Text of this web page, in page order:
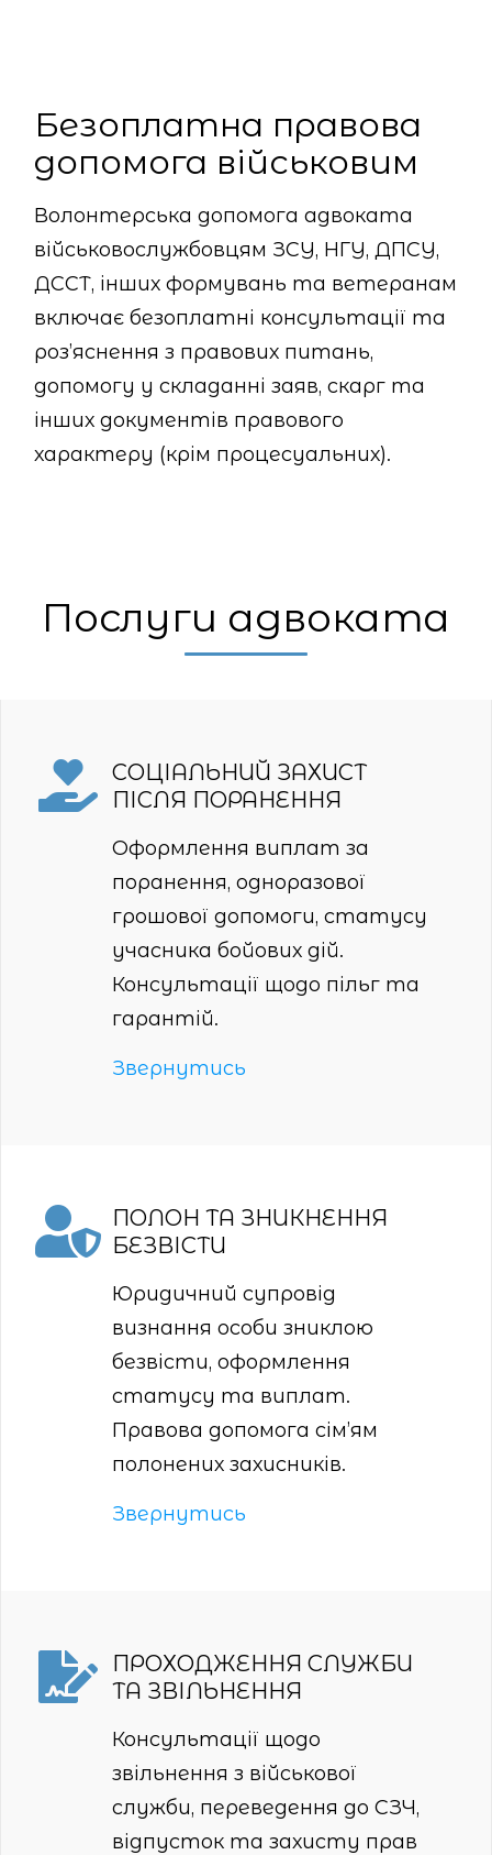
Безоплатна правова
допомога військовим
Волонтерська допомога адвоката
військовослужбовцям ЗСУ, НГУ, ДПСУ,
ДССТ, інших формувань та ветеранам
включає безоплатні консультації та
роз’яснення з правових питань,
допомогу у складанні заяв, скарг та
інших документів правового
характеру (крім процесуальних).
Послуги адвоката
СОЦІАЛЬНИЙ ЗАХИСТ
ПІСЛЯ ПОРАНЕННЯ
Оформлення виплат за
поранення, одноразової
грошової допомоги, статусу
учасника бойових дій.
Консультації щодо пільг та
гарантій.
Звернутись
ПОЛОН ТА ЗНИКНЕННЯ
БЕЗВІСТИ
Юридичний супровід
визнання особи зниклою
безвісти, оформлення
статусу та виплат.
Правова допомога сім’ям
полонених захисників.
Звернутись
ПРОХОДЖЕННЯ СЛУЖБИ
ТА ЗВІЛЬНЕННЯ
Консультації щодо
звільнення з військової
служби, переведення до СЗЧ,
відпусток та захисту прав